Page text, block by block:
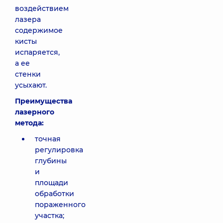
воздействием
лазера
содержимое
кисты
испаряется,
а ее
стенки
усыхают.
Преимущества
лазерного
метода:
точная
регулировка
глубины
и
площади
обработки
пораженного
участка;